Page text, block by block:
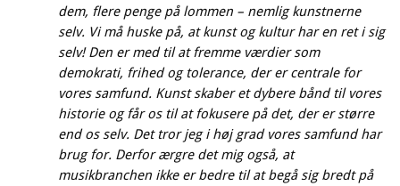
dem, flere penge på lommen – nemlig kunstnerne
selv. Vi må huske på, at kunst og kultur har en ret i sig
selv! Den er med til at fremme værdier som
demokrati, frihed og tolerance, der er centrale for
vores samfund. Kunst skaber et dybere bånd til vores
historie og får os til at fokusere på det, der er større
end os selv. Det tror jeg i høj grad vores samfund har
brug for. Derfor ærgre det mig også, at
musikbranchen ikke er bedre til at begå sig bredt på